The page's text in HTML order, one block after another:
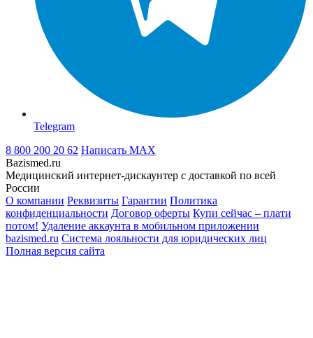
Telegram
8 800 200 20 62 Написать MAX
Bazismed.ru
Медицинский интернет-дискаунтер с доставкой по всей
России
О компании Реквизиты Гарантии Политика
конфиденциальности Договор оферты Купи сейчас – плати
потом! Удаление аккаунта в мобильном приложении
bazismed.ru Система лояльности для юридических лиц
Полная версия сайта